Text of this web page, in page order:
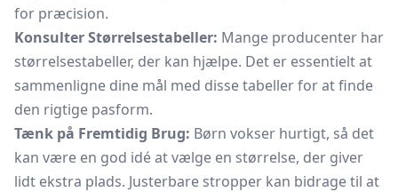
for præcision.
Konsulter Størrelsestabeller: Mange producenter har
størrelsestabeller, der kan hjælpe. Det er essentielt at
sammenligne dine mål med disse tabeller for at finde
den rigtige pasform.
Tænk på Fremtidig Brug: Børn vokser hurtigt, så det
kan være en god idé at vælge en størrelse, der giver
lidt ekstra plads. Justerbare stropper kan bidrage til at